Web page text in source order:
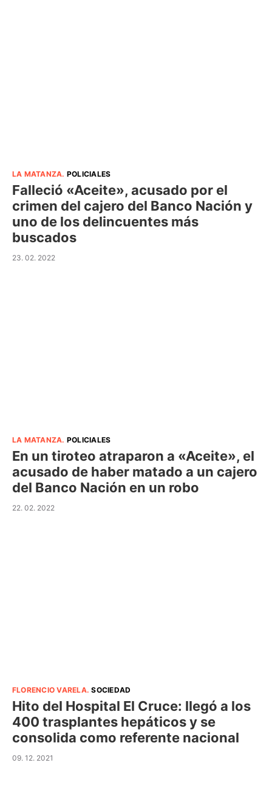
LA MATANZA. POLICIALES
Falleció «Aceite», acusado por el
crimen del cajero del Banco Nación y
uno de los delincuentes más
buscados
23. 02. 2022
LA MATANZA. POLICIALES
En un tiroteo atraparon a «Aceite», el
acusado de haber matado a un cajero
del Banco Nación en un robo
22. 02. 2022
FLORENCIO VARELA.SOCIEDAD
Hito del Hospital El Cruce: llegó a los
400 trasplantes hepáticos y se
consolida como referente nacional
09. 12. 2021